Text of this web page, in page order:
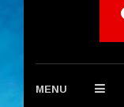
MENU